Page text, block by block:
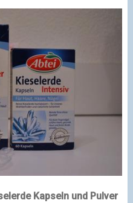
Kapseln und Pulver